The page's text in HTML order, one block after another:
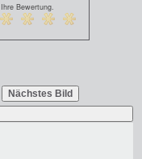
Ihre Bewertung.